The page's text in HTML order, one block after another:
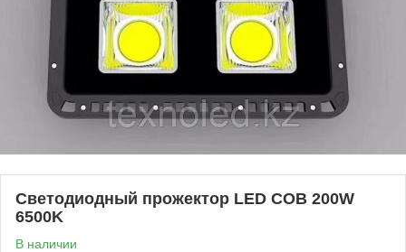
Светодиодный прожектор LED COB 200W
6500K
В наличии